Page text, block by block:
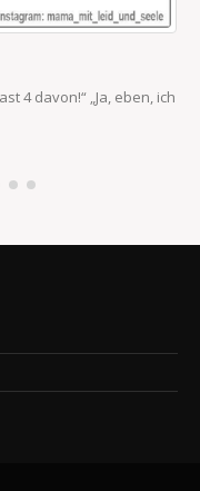
4 davon!“ „Ja, eben, ich